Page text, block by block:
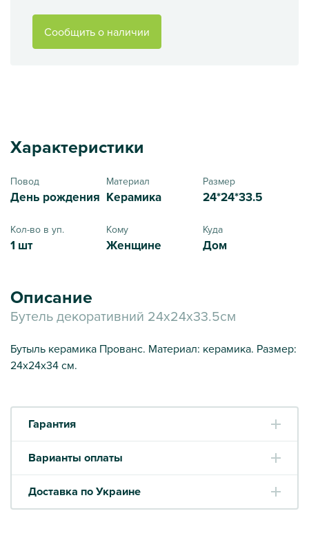
Сообщить о наличии
Характеристики
Повод
День рождения
Материал
Керамика
Размер
24*24*33.5
Кол-во в уп.
1 шт
Кому
Женщине
Куда
Дом
Описание
Бутель декоративний 24х24х33.5см
Бутыль керамика Прованс. Материал: керамика. Размер:
24х24х34 см.
Гарантия
Варианты оплаты
Доставка по Украине